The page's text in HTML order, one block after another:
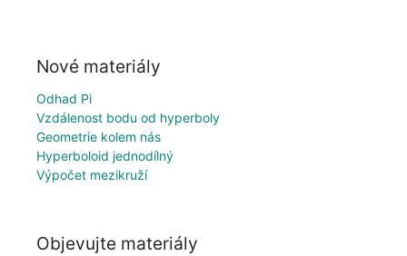
Nové materiály
Odhad Pi
Vzdálenost bodu od hyperboly
Geometrie kolem nás
Hyperboloid jednodílný
Výpočet mezikruží
Objevujte materiály